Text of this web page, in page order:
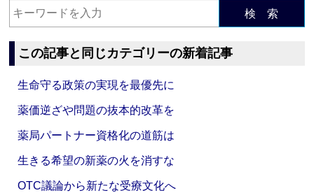
検 索
この記事と同じカテゴリーの新着記事
生命守る政策の実現を最優先に
薬価逆ざや問題の抜本的改革を
薬局パートナー資格化の道筋は
生きる希望の新薬の火を消すな
OTC議論から新たな受療文化へ